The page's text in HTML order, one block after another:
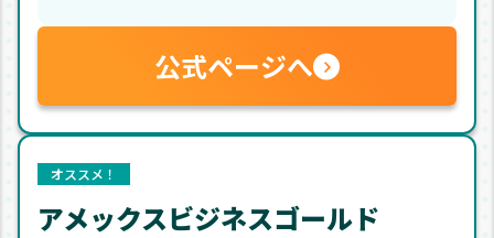
公式ページへ
オススメ！
アメックスビジネスゴールド